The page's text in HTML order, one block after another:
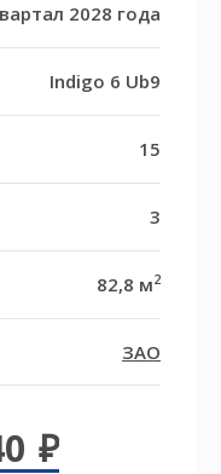
2028 года
Indigo 6 Ub9
15
3
82,8 м2
ЗАО